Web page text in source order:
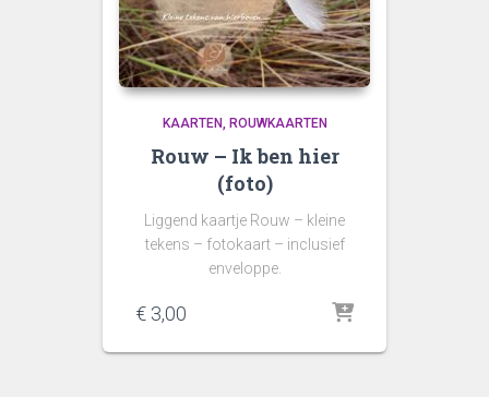
KAARTEN ROUWKAARTEN
Rouw – Ik ben hier
(foto)
Liggend kaartje Rouw – kleine
tekens – fotokaart – inclusief
enveloppe.
€ 3,00